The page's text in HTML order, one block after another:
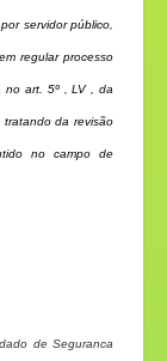
servidor público,
regular processo
no art. 5º , LV , da
tratando da revisão
no campo de
de Seguranca